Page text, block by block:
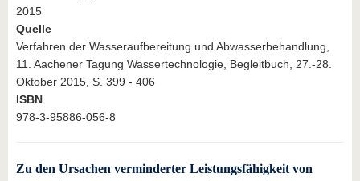
2015
Quelle
Verfahren der Wasseraufbereitung und Abwasserbehandlung,
11. Aachener Tagung Wassertechnologie, Begleitbuch, 27.-28.
Oktober 2015, S. 399 - 406
ISBN
978-3-95886-056-8
Zu den Ursachen verminderter Leistungsfähigkeit von